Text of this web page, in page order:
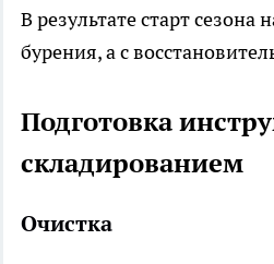
В результате старт сезона
бурения, а с
Подготовка
складированием
Очистка